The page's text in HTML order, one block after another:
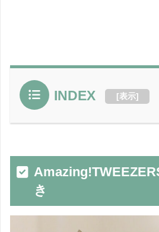
INDEX [表示]
き